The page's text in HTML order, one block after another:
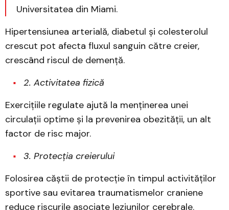
Universitatea din Miami.
Hipertensiunea arterială, diabetul și colesterolul
crescut pot afecta fluxul sanguin către creier,
crescând riscul de demență.
2. Activitatea fizică
Exercițiile regulate ajută la menținerea unei
circulații optime și la prevenirea obezității, un alt
factor de risc major.
3. Protecția creierului
Folosirea căștii de protecție în timpul activităților
sportive sau evitarea traumatismelor craniene
reduce riscurile asociate leziunilor cerebrale.